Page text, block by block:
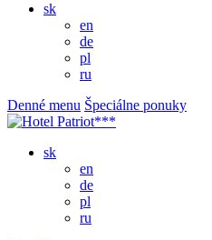
sk
en
de
pl
ru
Denné menu Špeciálne ponuky
sk
en
de
pl
ru